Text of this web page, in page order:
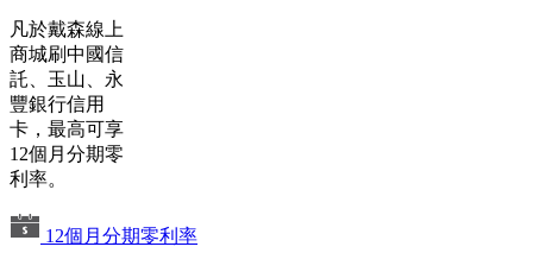
凡於戴森線上
商城刷中國信
託、玉山、永
豐銀行信用
卡，最高可享
12個月分期零
利率。
12個月分期零利率